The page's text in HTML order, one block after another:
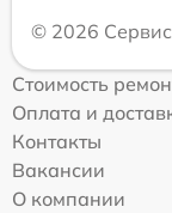
© 2026
Стоимость
Оплата и
Контакты
Вакансии
О компании